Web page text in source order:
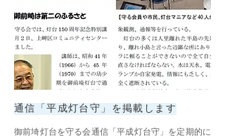
通信「平成灯台守」を掲載します
御前埼灯台を守る会通信「平成灯台守」を定期的に